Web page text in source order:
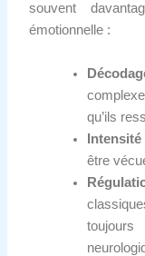
souvent
émotionnelle :
qu’ils
être